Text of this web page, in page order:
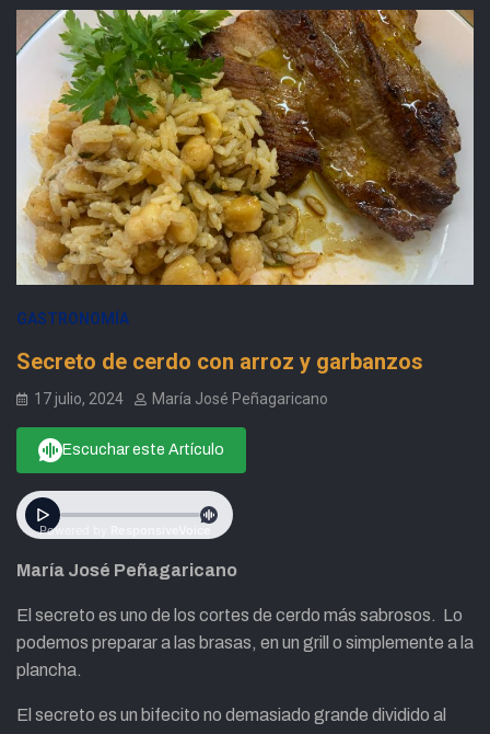
GASTRONOMÍA
Secreto de cerdo con arroz y garbanzos
17 julio, 2024 María José Peñagaricano
Escuchar este Artículo
María José Peñagaricano
El secreto es uno de los cortes de cerdo más sabrosos. Lo
podemos preparar a las brasas, en un grill o simplemente a la
plancha.
El secreto es un bifecito no demasiado grande dividido al